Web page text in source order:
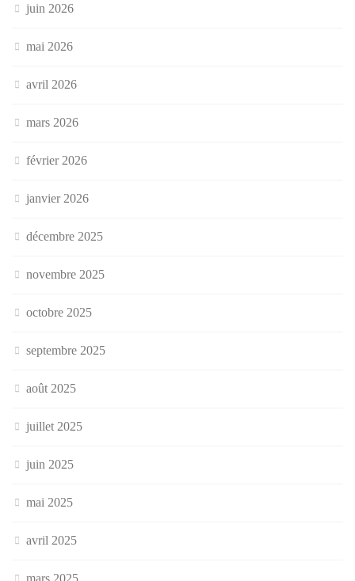
juin 2026
mai 2026
avril 2026
mars 2026
février 2026
janvier 2026
décembre 2025
novembre 2025
octobre 2025
septembre 2025
août 2025
juillet 2025
juin 2025
mai 2025
avril 2025
mars 2025